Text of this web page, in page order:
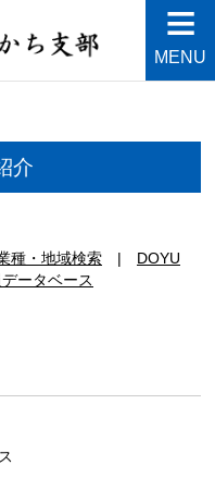
会とかち支
MENU
介
| DOYU
ータベース